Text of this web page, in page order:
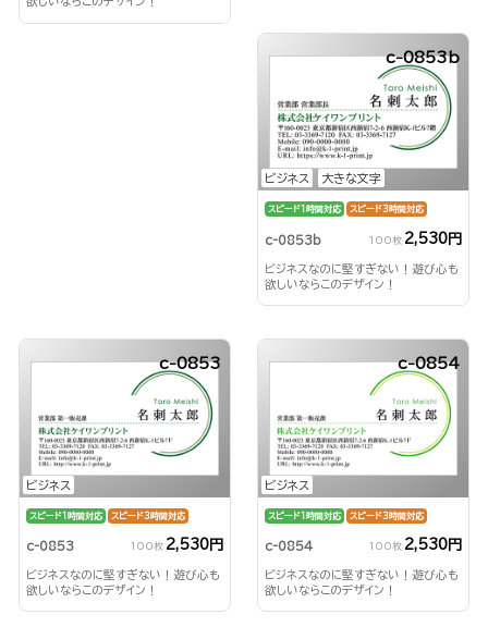
ビジネス 大きな文字
c-0853b
スピード1時間対応 スピード3時間対応
c-0853b 100枚 2,530円
ビジネスなのに堅すぎない！遊び心も
欲しいならこのデザイン！
ビジネス
c-0853
スピード1時間対応 スピード3時間対応
c-0853 100枚 2,530円
ビジネスなのに堅すぎない！遊び心も
欲しいならこのデザイン！
ビジネス
c-0854
スピード1時間対応 スピード3時間対応
c-0854 100枚 2,530円
ビジネスなのに堅すぎない！遊び心も
欲しいならこのデザイン！